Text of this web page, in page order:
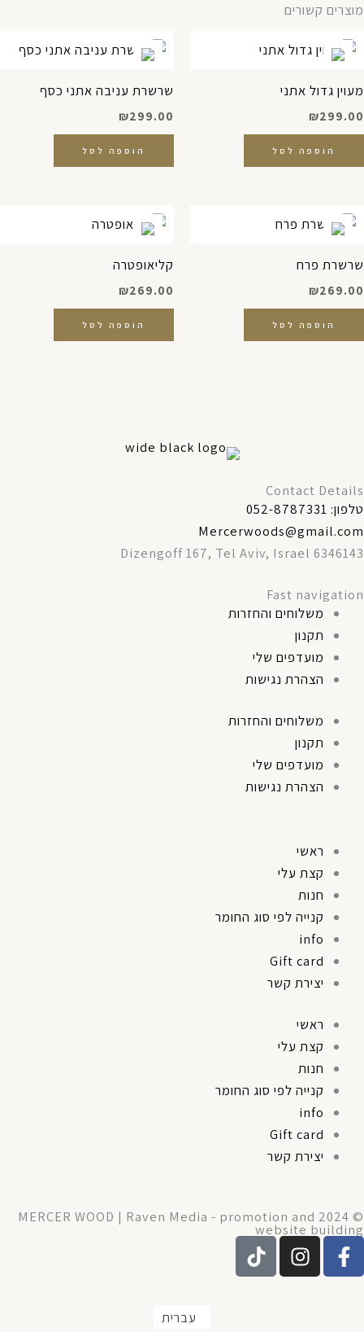
מוצרים קשורים
מעוין גדול אתני
₪299.00
הוספה לסל
שרשרת עניבה אתני כסף
₪299.00
הוספה לסל
שרשרת פרח
₪269.00
הוספה לסל
קליאופטרה
₪269.00
הוספה לסל
Contact Details
טלפון: 052-8787331
Mercerwoods@gmail.com
Dizengoff 167, Tel Aviv, Israel 6346143
Fast navigation
משלוחים והחזרות
תקנון
מועדפים שלי
הצהרת נגישות
משלוחים והחזרות
תקנון
מועדפים שלי
הצהרת נגישות
ראשי
קצת עלי
חנות
קנייה לפי סוג החומר
info
Gift card
יצירת קשר
ראשי
קצת עלי
חנות
קנייה לפי סוג החומר
info
Gift card
יצירת קשר
© 2024 MERCER WOOD | Raven Media - promotion and
website building
F
a
I
n
T
i
עברית